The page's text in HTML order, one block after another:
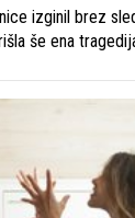
izginil brez
še ena